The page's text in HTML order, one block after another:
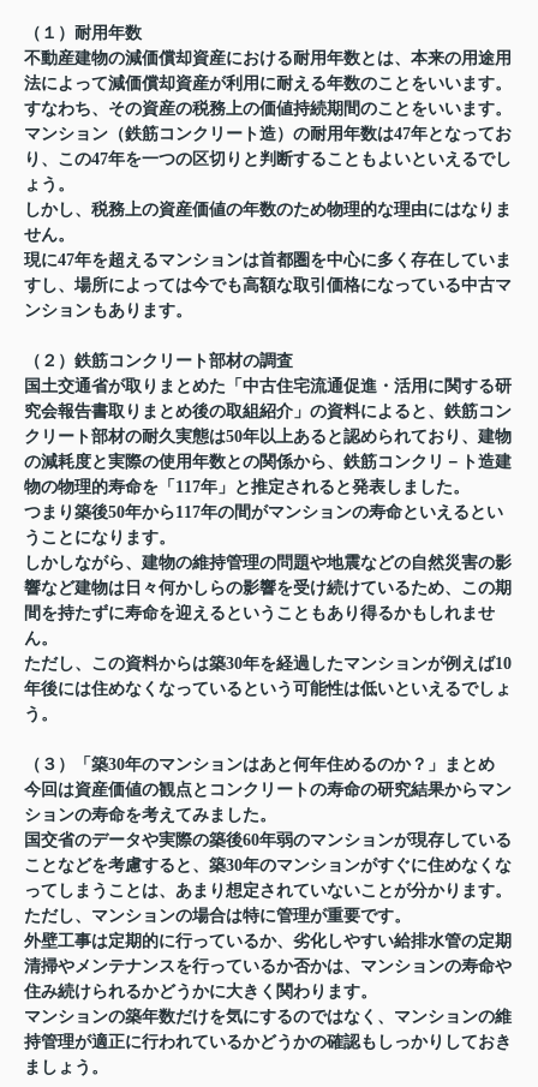
（１）耐用年数
不動産建物の減価償却資産における耐用年数とは、本来の用途用
法によって減価償却資産が利用に耐える年数のことをいいます。
すなわち、その資産の税務上の価値持続期間のことをいいます。
マンション（鉄筋コンクリート造）の耐用年数は47年となってお
り、この47年を一つの区切りと判断することもよいといえるでし
ょう。
しかし、税務上の資産価値の年数のため物理的な理由にはなりま
せん。
現に47年を超えるマンションは首都圏を中心に多く存在していま
すし、場所によっては今でも高額な取引価格になっている中古マ
ンションもあります。
（２）鉄筋コンクリート部材の調査
国土交通省が取りまとめた「中古住宅流通促進・活用に関する研
究会報告書取りまとめ後の取組紹介」の資料によると、鉄筋コン
クリート部材の耐久実態は50年以上あると認められており、建物
の減耗度と実際の使用年数との関係から、鉄筋コンクリ－ト造建
物の物理的寿命を「117年」と推定されると発表しました。
つまり築後50年から117年の間がマンションの寿命といえるとい
うことになります。
しかしながら、建物の維持管理の問題や地震などの自然災害の影
響など建物は日々何かしらの影響を受け続けているため、この期
間を持たずに寿命を迎えるということもあり得るかもしれませ
ん。
ただし、この資料からは築30年を経過したマンションが例えば10
年後には住めなくなっているという可能性は低いといえるでしょ
う。
（３）「築30年のマンションはあと何年住めるのか？」まとめ
今回は資産価値の観点とコンクリートの寿命の研究結果からマン
ションの寿命を考えてみました。
国交省のデータや実際の築後60年弱のマンションが現存している
ことなどを考慮すると 、築30年のマンションがすぐに住めなくな
ってしまうことは、あまり想定されていないことが分かります。
ただし、マンションの場合は特に管理が重要です。
外壁工事は定期的に行っているか、劣化しやすい給排水管の定期
清掃やメンテナンスを行っているか否かは、マンションの寿命や
住み続けられるかどうかに大きく関わります。
マンションの築年数だけを気にするのではなく、マンションの維
持管理が適正に行われているかどうかの確認もしっかりしておき
ましょう。